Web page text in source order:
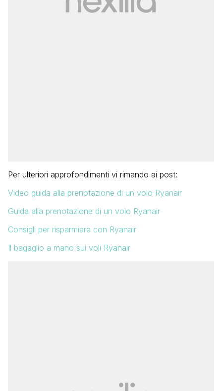
Per ulteriori approfondimenti vi rimando ai post:
Video guida alla prenotazione di un volo Ryanair
Guida alla prenotazione di un volo Ryanair
Consigli per risparmiare con Ryanair
Il bagaglio a mano sui voli Ryanair